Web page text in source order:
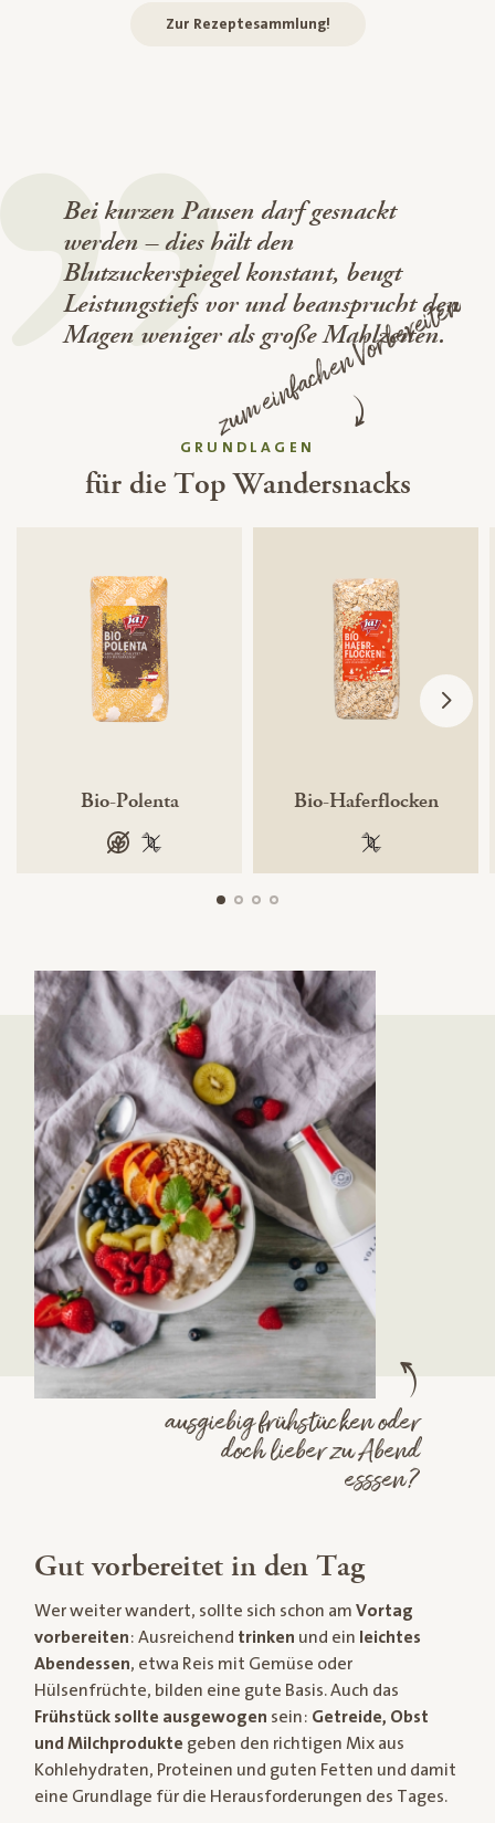
Zur Rezeptesammlung!
Bei kurzen Pausen darf gesnackt
werden – dies hält den
Blutzuckerspiegel konstant, beugt
Leistungstiefs vor und beansprucht den
Magen weniger als große Mahlzeiten.
zum einfachen Vorbereiten
GRUNDLAGEN
für die Top Wandersnacks
Bio-Polenta
glutenfrei100 % gentechnikfrei
Bio-Haferflocken
100 %
ausgiebig frühstücken oder
doch lieber zu Abend
esssen?
Gut vorbereitet in den Tag
Wer weiter wandert, sollte sich schon am Vortag
vorbereiten: Ausreichend trinken und ein leichtes
Abendessen, etwa Reis mit Gemüse oder
Hülsenfrüchte, bilden eine gute Basis. Auch das
Frühstück sollte ausgewogen sein: Getreide, Obst
und Milchprodukte geben den richtigen Mix aus
Kohlehydraten, Proteinen und guten Fetten und damit
eine Grundlage für die Herausforderungen des Tages.